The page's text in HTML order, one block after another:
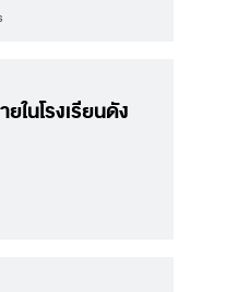
ในโรงเรียนดัง